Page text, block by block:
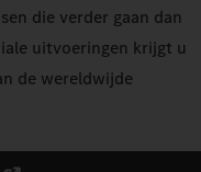
die verder gaan dan
uitvoeringen krijgt u
de wereldwijde